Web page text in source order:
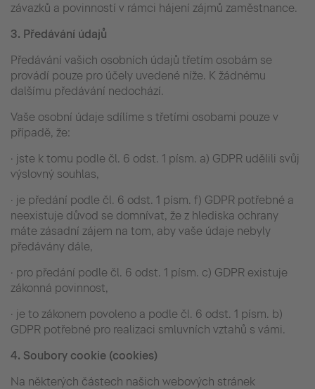
závazků a povinností v rámci hájení zájmů zaměstnance.
3. Předávání údajů
Předávání vašich osobních údajů třetím osobám se
provádí pouze pro účely uvedené níže. K žádnému
dalšímu předávání nedochází.
Vaše osobní údaje sdílíme s třetími osobami pouze v
případě, že:
· jste k tomu podle čl. 6 odst. 1 písm. a) GDPR udělili svůj
výslovný souhlas,
· je předání podle čl. 6 odst. 1 písm. f) GDPR potřebné a
neexistuje důvod se domnívat, že z hlediska ochrany
máte zásadní zájem na tom, aby vaše údaje nebyly
předávány dále,
· pro předání podle čl. 6 odst. 1 písm. c) GDPR existuje
zákonná povinnost,
· je to zákonem povoleno a podle čl. 6 odst. 1 písm. b)
GDPR potřebné pro realizaci smluvních vztahů s vámi.
4. Soubory cookie (cookies)
Na některých částech našich webových stránek